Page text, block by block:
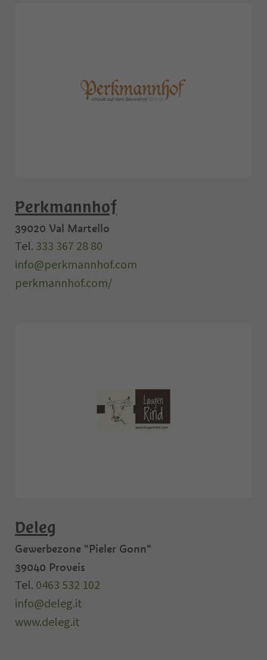
Perkmannhof
39020 Val Martello
Tel. 333 367 28 80
info@perkmannhof.com
perkmannhof.com/
Deleg
Gewerbezone "Pieler Gonn"
39040 Proveis
Tel. 0463 532 102
info@deleg.it
www.deleg.it